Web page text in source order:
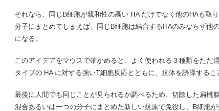
それなら、同じB細胞が親和性の高い HA だけでなく他のHAも取
分子にまとめてしまえば、同じB細胞は結合するHAのみならず他
になる。
このアイデアをマウスで確かめると、よく使われる３種類をただ
タイプの HA に対する強いT細胞反応とともに、抗体を誘導するこ
最後に人間でも同じことが見られるか調べるため、切除した扁桃
混合あるいは一つの分子にまとめた新しい抗原で免役し、B細胞